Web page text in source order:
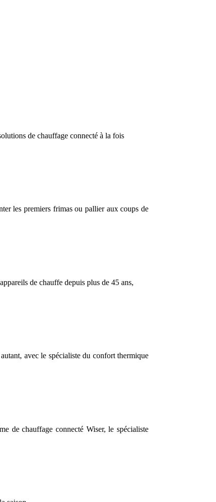
de chauffage connecté à la fois
les premiers frimas ou pallier aux coups de
de chauffe depuis plus de 45 ans,
avec le spécialiste du confort thermique
de chauffage connecté Wiser, le spécialiste